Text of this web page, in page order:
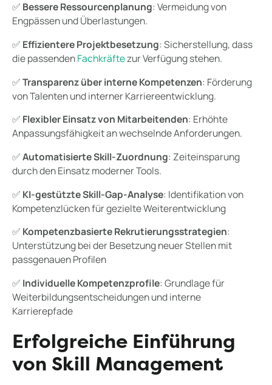
✅ Bessere Ressourcenplanung: Vermeidung von
Engpässen und Überlastungen.
✅ Effizientere Projektbesetzung: Sicherstellung, dass
die passendenFachkräftezur Verfügung stehen.
✅Transparenz über interne Kompetenzen: Förderung
von Talenten und interner Karriereentwicklung.
✅ Flexibler Einsatz von Mitarbeitenden: Erhöhte
Anpassungsfähigkeit an wechselnde Anforderungen.
✅Automatisierte Skill-Zuordnung: Zeiteinsparung
durch den Einsatz moderner Tools.
✅ KI-gestützte Skill-Gap-Analyse: Identifikation von
Kompetenzlücken für gezielte Weiterentwicklung
✅ Kompetenzbasierte Rekrutierungsstrategien:
Unterstützung bei der Besetzung neuer Stellen mit
passgenauen Profilen
✅ Individuelle Kompetenzprofile: Grundlage für
Weiterbildungsentscheidungen und interne
Karrierepfade
Erfolgreiche Einführung
von Skill Management